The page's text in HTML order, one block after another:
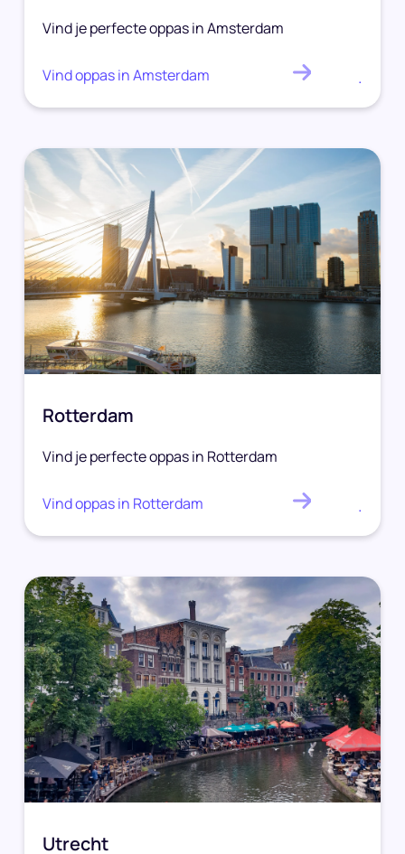
Vind je perfecte oppas in Amsterdam
Vind oppas in Amsterdam .
Rotterdam
Vind je perfecte oppas in Rotterdam
Vind oppas in Rotterdam .
Utrecht